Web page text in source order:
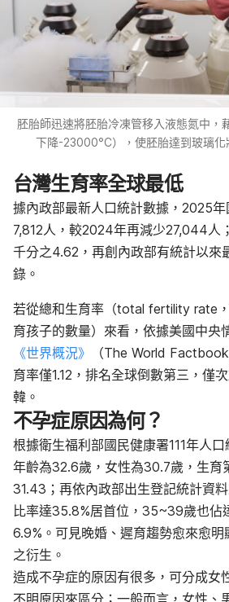
胚胎師迅速將胚胎冷凍管移入液態氮中，
下降-23000°C），使胚胎達到玻璃化
台灣生育率全球最低
據內政部最新人口統計數據，2025
7,812人，較2024年再減少27,044人
千分之4.62，再創內政部有統計以來
錄。
若從總和生育率（total fertility rate
育孩子的數量）來看，依據美國中央
《世界概況》
（The World
育率僅1.12，排名全球倒數第三，僅
韓。
不孕症原因為何？
根據衛生福利部國民健康署111年人口
年齡為32.6歲，女性為30.7歲，生育
31.43；再依內政部出生登記統計資
比率達35.8%居首位，35~39歲也佔
6.9%。可見晚婚、遲育趨勢愈來愈
之衍生。
造成不孕症的原因有很多，可分成女